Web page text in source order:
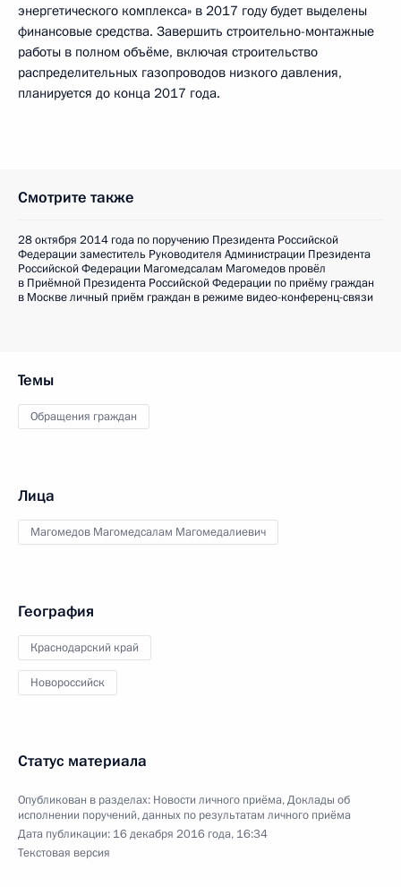
энергетического комплекса» в 2017 году будет выделены
финансовые средства. Завершить строительно-монтажные
работы в полном объёме, включая строительство
распределительных газопроводов низкого давления,
планируется до конца 2017 года.
Смотрите также
28 октября 2014 года по поручению Президента Российской
Федерации заместитель Руководителя Администрации Президента
Российской Федерации Магомедсалам Магомедов провёл
в Приёмной Президента Российской Федерации по приёму граждан
в Москве личный приём граждан в режиме видео-конференц-связи
Темы
Обращения граждан
Лица
Магомедов Магомедсалам Магомедалиевич
География
Краснодарский край
Новороссийск
Статус материала
Опубликован в разделах: Новости личного приёма,Доклады об
исполнении поручений, данных по результатам личного приёма
Дата публикации: 16 декабря 2016 года, 16:34
Текстовая версия